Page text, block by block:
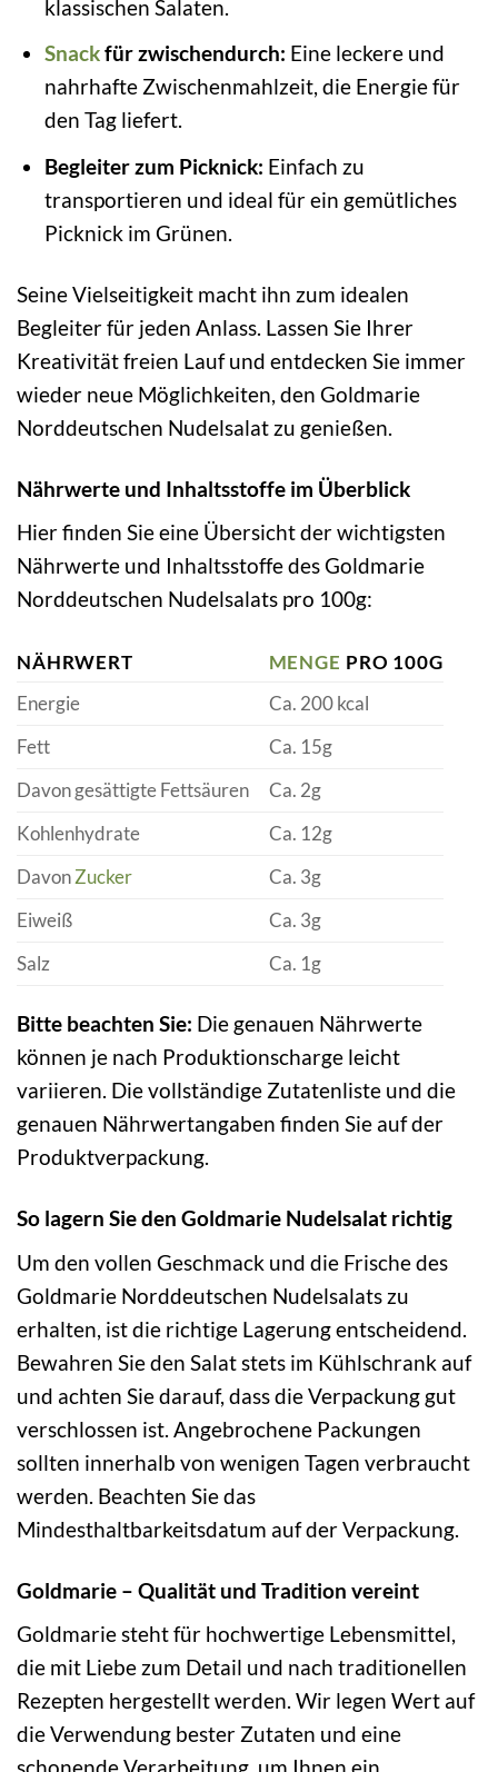
klassischen Salaten.
Snackfür zwischendurch: Eine leckere und
nahrhafte Zwischenmahlzeit, die Energie für
den Tag liefert.
Begleiter zum Picknick: Einfach zu
transportieren und ideal für ein gemütliches
Picknick im Grünen.
Seine Vielseitigkeit macht ihn zum idealen
Begleiter für jeden Anlass. Lassen Sie Ihrer
Kreativität freien Lauf und entdecken Sie immer
wieder neue Möglichkeiten, den Goldmarie
Norddeutschen Nudelsalat zu genießen.
Nährwerte und Inhaltsstoffe im Überblick
Hier finden Sie eine Übersicht der wichtigsten
Nährwerte und Inhaltsstoffe des Goldmarie
Norddeutschen Nudelsalats pro 100g:
NÄHRWERT MENGE PRO 100G
Energie
Ca. 200 kcal
Fett
Ca. 15g
Davon gesättigte Fettsäuren
Ca. 2g
Kohlenhydrate
Ca. 12g
DavonZucker
Ca. 3g
Eiweiß
Ca. 3g
Salz
Ca. 1g
Bitte beachten Sie: Die genauen Nährwerte
können je nach Produktionscharge leicht
variieren. Die vollständige Zutatenliste und die
genauen Nährwertangaben finden Sie auf der
Produktverpackung.
So lagern Sie den Goldmarie Nudelsalat richtig
Um den vollen Geschmack und die Frische des
Goldmarie Norddeutschen Nudelsalats zu
erhalten, ist die richtige Lagerung entscheidend.
Bewahren Sie den Salat stets im Kühlschrank auf
und achten Sie darauf, dass die Verpackung gut
verschlossen ist. Angebrochene Packungen
sollten innerhalb von wenigen Tagen verbraucht
werden. Beachten Sie das
Mindesthaltbarkeitsdatum auf der Verpackung.
Goldmarie – Qualität und Tradition vereint
Goldmarie steht für hochwertige Lebensmittel,
die mit Liebe zum Detail und nach traditionellen
Rezepten hergestellt werden. Wir legen Wert auf
die Verwendung bester Zutaten und eine